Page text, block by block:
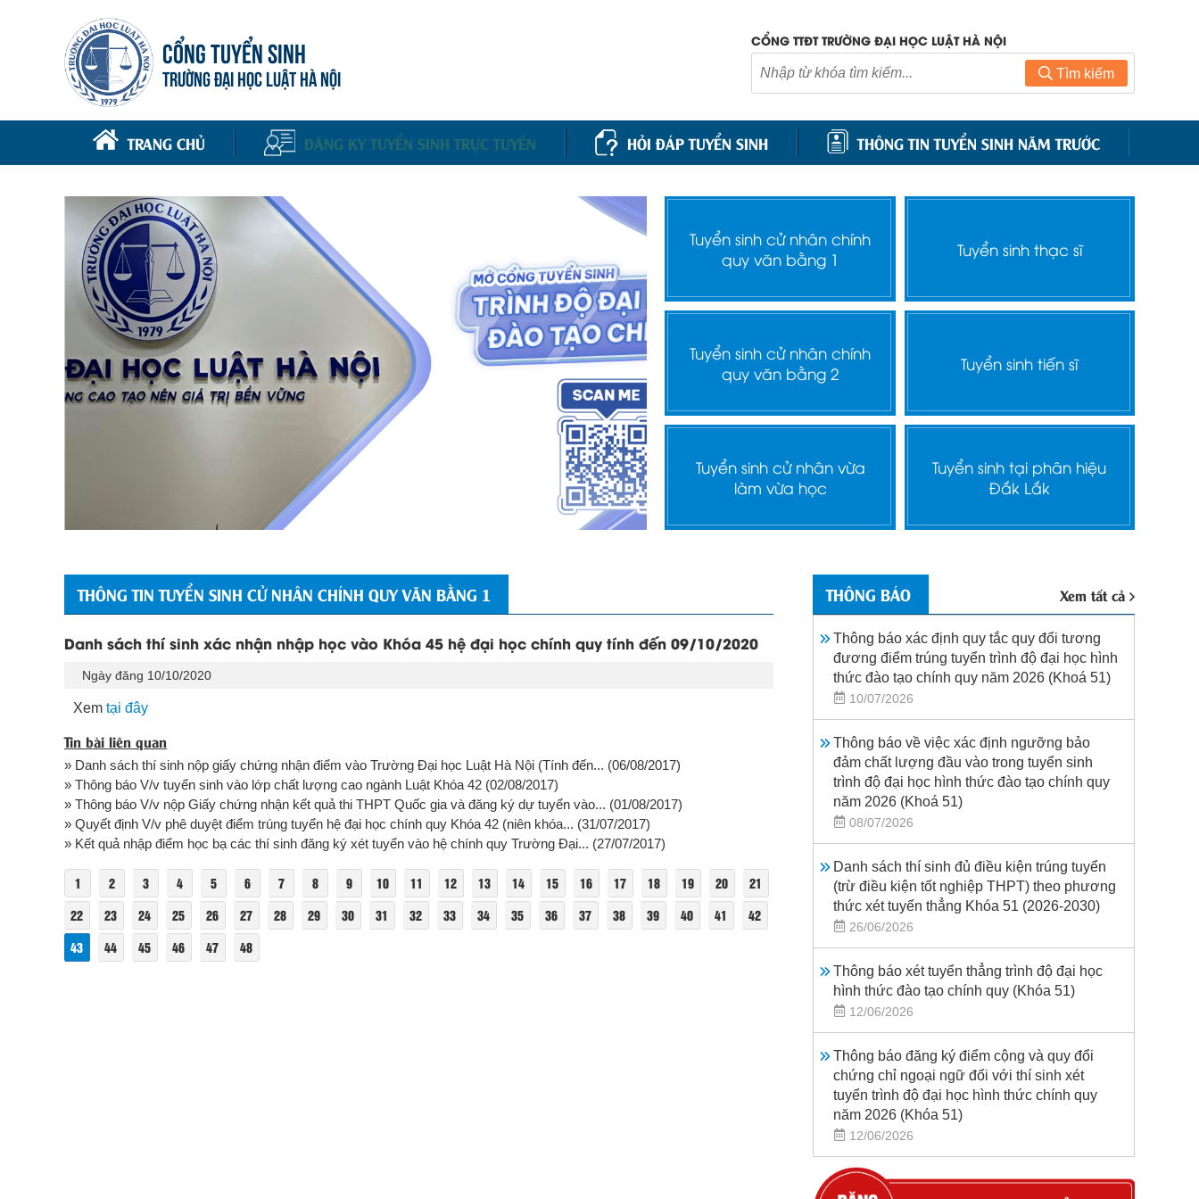
CỔNG TUYỂN SINH
TRƯỜNG ĐẠI HỌC LUẬT HÀ NỘI
CỔNG TTĐT TRƯỜNG ĐẠI HỌC LUẬT HÀ NỘI
Tìm kiếm
TRANG CHỦ ĐĂNG KÝ TUYỂN SINH TRỰC TUYẾN HỎI ĐÁP TUYỂN SINH THÔNG TIN TUYỂN SINH NĂM TRƯỚC
Tuyển sinh cử nhân chính
quy văn bằng 1
Tuyển sinh thạc sĩ
Tuyển sinh cử nhân chính
quy văn bằng 2
Tuyển sinh tiến sĩ
Tuyển sinh cử nhân vừa
làm vừa học
Tuyển sinh tại phân hiệu
Đắk Lắk
THÔNG TIN TUYỂN SINH CỬ NHÂN CHÍNH QUY VĂN BẰNG 1
Danh sách thí sinh xác nhận nhập học vào Khóa 45 hệ đại học chính quy tính đến 09/10/2020
Ngày đăng 10/10/2020
Xem tại đây
Tin bài liên quan
» Danh sách thí sinh nộp giấy chứng nhận điểm vào Trường Đại học Luật Hà Nội (Tính đến... (06/08/2017)
» Thông báo V/v tuyển sinh vào lớp chất lượng cao ngành Luật Khóa 42 (02/08/2017)
» Thông báo V/v nộp Giấy chứng nhận kết quả thi THPT Quốc gia và đăng ký dự tuyển vào... (01/08/2017)
» Quyết định V/v phê duyệt điểm trúng tuyển hệ đại học chính quy Khóa 42 (niên khóa... (31/07/2017)
» Kết quả nhập điểm học bạ các thí sinh đăng ký xét tuyển vào hệ chính quy Trường Đại... (27/07/2017)
1 2 3 4 5 6 7 8 9 10 11 12 13 14 15 16 17 18 19 20
21
22
23 24 25 26 27 28 29 30 31 32 33 34 35 36 37 38 39 40 41
42
43
44 45 46 47 48
THÔNG BÁO Xem tất cả
Thông báo xác định quy tắc quy đổi tương
đương điểm trúng tuyển trình độ đại học hình
thức đào tạo chính quy năm 2026 (Khoá 51)
10/07/2026
Thông báo về việc xác định ngưỡng bảo
đảm chất lượng đầu vào trong tuyển sinh
trình độ đại học hình thức đào tạo chính quy
năm 2026 (Khoá 51)
08/07/2026
Danh sách thí sinh đủ điều kiện trúng tuyển
(trừ điều kiện tốt nghiệp THPT) theo phương
thức xét tuyển thẳng Khóa 51 (2026-2030)
26/06/2026
Thông báo xét tuyển thẳng trình độ đại học
hình thức đào tạo chính quy (Khóa 51)
12/06/2026
Thông báo đăng ký điểm cộng và quy đổi
chứng chỉ ngoại ngữ đối với thí sinh xét
tuyển trình độ đại học hình thức chính quy
năm 2026 (Khóa 51)
12/06/2026